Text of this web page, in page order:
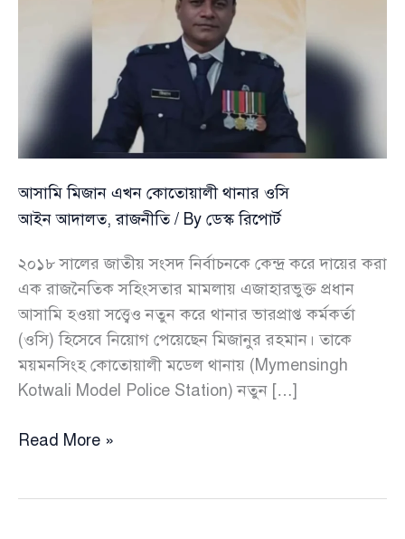
আসামি মিজান এখন কোতোয়ালী থানার ওসি
আইন আদালত,রাজনীতি/ By ডেস্ক রিপোর্ট
২০১৮ সালের জাতীয় সংসদ নির্বাচনকে কেন্দ্র করে দায়ের করা
এক রাজনৈতিক সহিংসতার মামলায় এজাহারভুক্ত প্রধান
আসামি হওয়া সত্ত্বেও নতুন করে থানার ভারপ্রাপ্ত কর্মকর্তা
(ওসি) হিসেবে নিয়োগ পেয়েছেন মিজানুর রহমান। তাকে
ময়মনসিংহ কোতোয়ালী মডেল থানায় (Mymensingh
Kotwali Model Police Station) নতুন […]
আসামি
Read More »